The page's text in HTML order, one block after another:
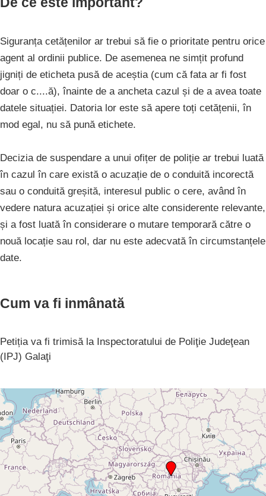
Siguranța cetățenilor ar trebui să fie o prioritate pentru orice
agent al ordinii publice. De asemenea ne simțit profund
jigniți de eticheta pusă de aceștia (cum că fata ar fi fost
doar o c....ă), înainte de a ancheta cazul și de a avea toate
datele situației. Datoria lor este să apere toți cetățenii, în
mod egal, nu să pună etichete.
Decizia de suspendare a unui ofițer de poliție ar trebui luată
în cazul în care există o acuzație de o conduită incorectă
sau o conduită greșită, interesul public o cere, având în
vedere natura acuzației și orice alte considerente relevante,
și a fost luată în considerare o mutare temporară către o
nouă locație sau rol, dar nu este adecvată în circumstanțele
date.
Cum va fi inmânată
Petiția va fi trimisă la Inspectoratului de Poliţie Judeţean
(IPJ) Galaţi